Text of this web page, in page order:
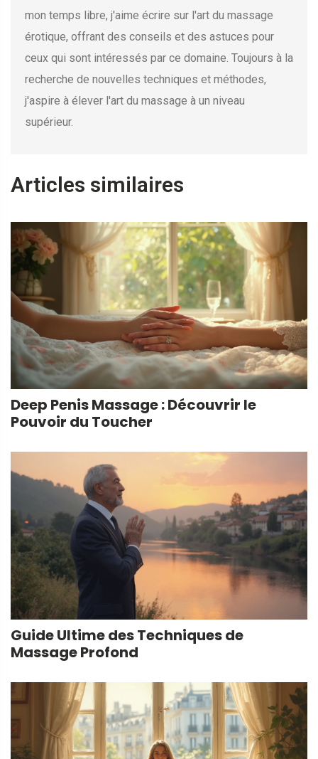
mon temps libre, j'aime écrire sur l'art du massage
érotique, offrant des conseils et des astuces pour
ceux qui sont intéressés par ce domaine. Toujours à la
recherche de nouvelles techniques et méthodes,
j'aspire à élever l'art du massage à un niveau
supérieur.
Articles similaires
Deep Penis Massage : Découvrir le
Pouvoir du Toucher
Guide Ultime des Techniques de
Massage Profond